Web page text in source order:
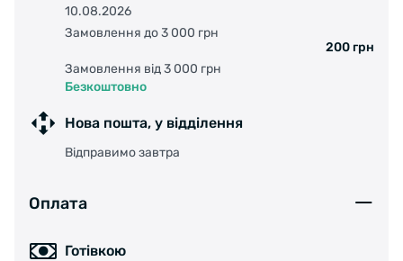
10.08.2026
Замовлення до 3 000 грн
200 грн
Замовлення від 3 000 грн
Безкоштовно
Нова пошта, у відділення
Відправимо завтра
Оплата
Готівкою